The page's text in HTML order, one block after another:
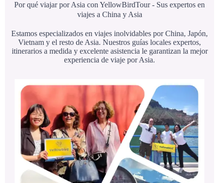
Por qué viajar por Asia con YellowBirdTour - Sus expertos en
viajes a China y Asia
Estamos especializados en viajes inolvidables por China, Japón,
Vietnam y el resto de Asia. Nuestros guías locales expertos,
itinerarios a medida y excelente asistencia le garantizan la mejor
experiencia de viaje por Asia.